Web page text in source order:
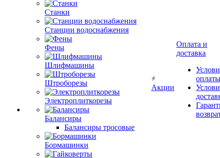
Станки
Станции водоснабжения
Фены
Шлифмашины
Штроборезы
Электроплиткорезы
Балансиры
Балансиры тросовые
Бормашинки
Акции
Оплата и
доставка
оплаты